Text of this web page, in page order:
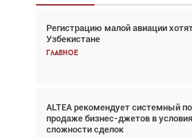
Регистрацию малой авиации
Узбекистане
Главное
ALTEA рекомендует системный
продаже бизнес-джетов в
сложности сделок
Взгляд с высоты: тандем
спасательных операциях
Главное
Авиационный фотограф Дэйв Кох:
говорит сама за себя... а ИИ всё
Новости